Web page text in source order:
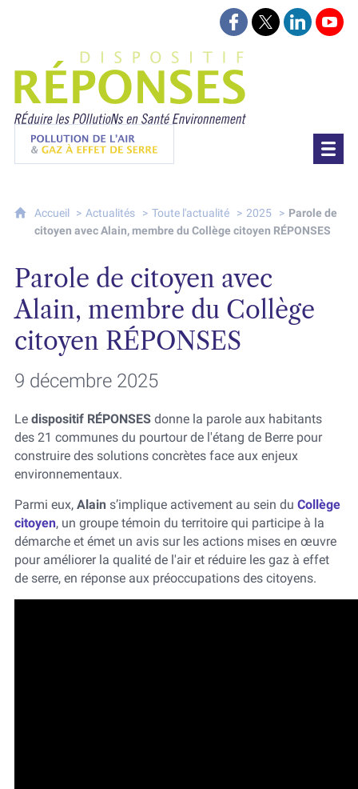
Pollution de l'air & gaz à effet de serre
Suivez-nous sur
Suivez-nous
Accueil Actualités Toute l'actualité 2025
Parole de
citoyen avec Alain, membre du Collège citoyen RÉPONSES
Parole de citoyen avec
Alain, membre du Collège
citoyen RÉPONSES
9 décembre 2025
Le dispositif RÉPONSESdonne la parole aux habitants
des 21 communes du pourtour de l'étang de Berre pour
construire des solutions concrètes face aux enjeux
environnementaux.
Parmi eux, Alain s’implique activement au sein du Collège
citoyen, un groupe témoin du territoire qui participe à la
démarche et émet un avis sur les actions mises en œuvre
pour améliorer la qualité de l'air et réduire les gaz à effet
de serre, en réponse aux préoccupations des citoyens.